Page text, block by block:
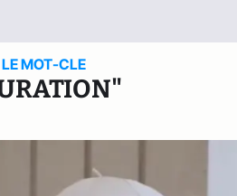
MOT-CLE